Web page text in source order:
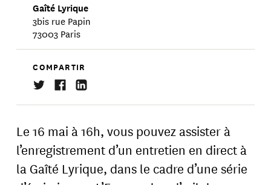
Gaîté Lyrique
3bis rue Papin
73003 Paris
COMPARTIR
Le 16 mai à 16h, vous pouvez assister à
l’enregistrement d’un entretien en direct à
la Gaîté Lyrique, dans le cadre d’une série